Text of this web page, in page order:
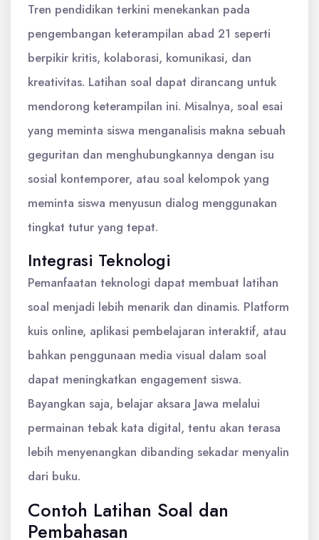
Tren pendidikan terkini menekankan pada
pengembangan keterampilan abad 21 seperti
berpikir kritis, kolaborasi, komunikasi, dan
kreativitas. Latihan soal dapat dirancang untuk
mendorong keterampilan ini. Misalnya, soal esai
yang meminta siswa menganalisis makna sebuah
geguritan dan menghubungkannya dengan isu
sosial kontemporer, atau soal kelompok yang
meminta siswa menyusun dialog menggunakan
tingkat tutur yang tepat.
Integrasi Teknologi
Pemanfaatan teknologi dapat membuat latihan
soal menjadi lebih menarik dan dinamis. Platform
kuis online, aplikasi pembelajaran interaktif, atau
bahkan penggunaan media visual dalam soal
dapat meningkatkan engagement siswa.
Bayangkan saja, belajar aksara Jawa melalui
permainan tebak kata digital, tentu akan terasa
lebih menyenangkan dibanding sekadar menyalin
dari buku.
Contoh Latihan Soal dan
Pembahasan